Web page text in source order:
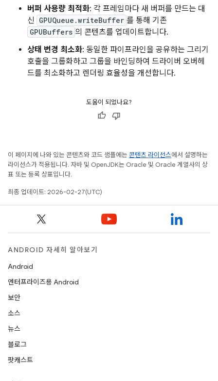
버퍼 사용량 최적화: 각 프레임마다 새 버퍼를 만드는 대
신
GPUQueue.writeBuffer 를 통해 기존
GPUBuffers 의 콘텐츠를 업데이트합니다.
상태 변경 최소화: 동일한 파이프라인을 공유하는 그리기
호출을 그룹화하고 그룹을 바인딩하여 드라이버 오버헤
드를 최소화하고 렌더링 효율성을 개선합니다.
도움이 되었나요?
이 페이지에 나와 있는 콘텐츠와 코드 샘플에는 콘텐츠 라이선스에서 설명하는
라이선스가 적용됩니다. 자바 및 OpenJDK는 Oracle 및 Oracle 계열사의 상
표 또는 등록 상표입니다.
최종 업데이트: 2026-02-27(UTC)
ANDROID 자세히 알아보기
Android
엔터프라이즈용 Android
보안
소스
뉴스
블로그
팟캐스트